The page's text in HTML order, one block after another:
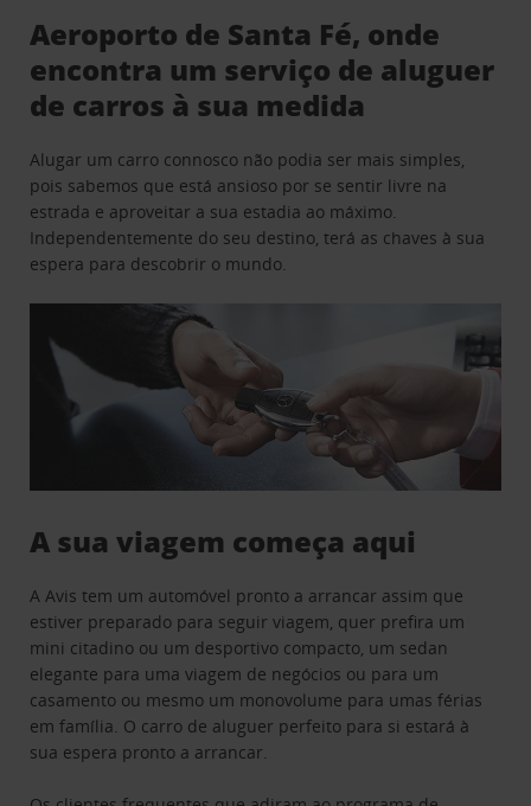
Aeroporto de Santa Fé, onde
encontra um serviço de aluguer
de carros à sua medida
Alugar um carro connosco não podia ser mais simples,
pois sabemos que está ansioso por se sentir livre na
estrada e aproveitar a sua estadia ao máximo.
Independentemente do seu destino, terá as chaves à sua
espera para descobrir o mundo.
A sua viagem começa aqui
A Avis tem um automóvel pronto a arrancar assim que
estiver preparado para seguir viagem, quer prefira um
mini citadino ou um desportivo compacto, um sedan
elegante para uma viagem de negócios ou para um
casamento ou mesmo um monovolume para umas férias
em família. O carro de aluguer perfeito para si estará à
sua espera pronto a arrancar.